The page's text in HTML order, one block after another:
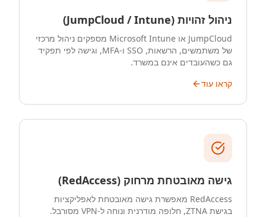
ניהול זהויות (JumpCloud / Intune)
JumpCloud או Microsoft Intune מספקים ניהול מרכזי
של משתמשים, הרשאות, SSO ו-MFA, וגישה לפי תפקיד
גם כשהעובדים אינם במשרד.
קראו עוד
גישה מאובטחת מרחוק (RedAccess)
RedAccess מאפשרת גישה מאובטחת לאפליקציות
בגישת ZTNA, חלופה מודרנית ונוחה ל-VPN מסורבל.